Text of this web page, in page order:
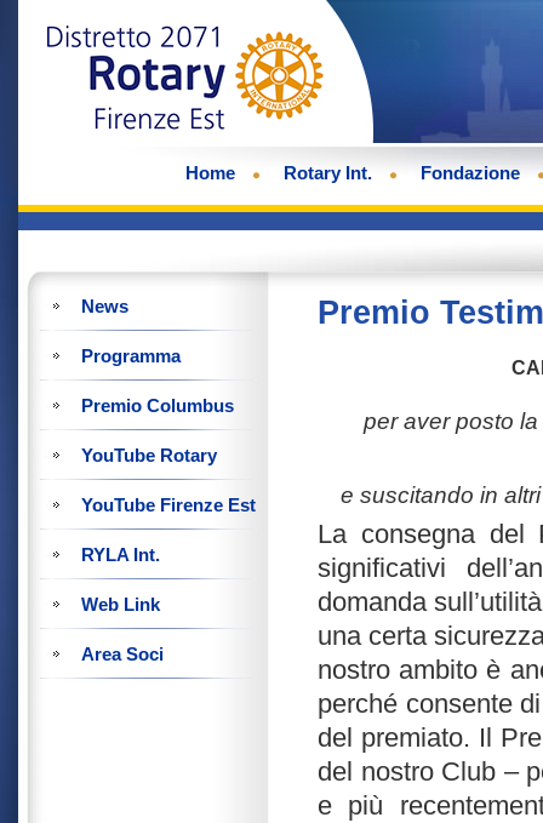
Home Rotary Int. Fondazione
News
Programma
Premio Columbus
YouTube Rotary
YouTube Firenze Est
RYLA Int.
Web Link
Area Soci
Premio
per aver posto
e suscitando in
La consegna del
significativi
domanda
una certa
nostro ambito è
perché consente
del premiato. Il
del nostro Club –
e più